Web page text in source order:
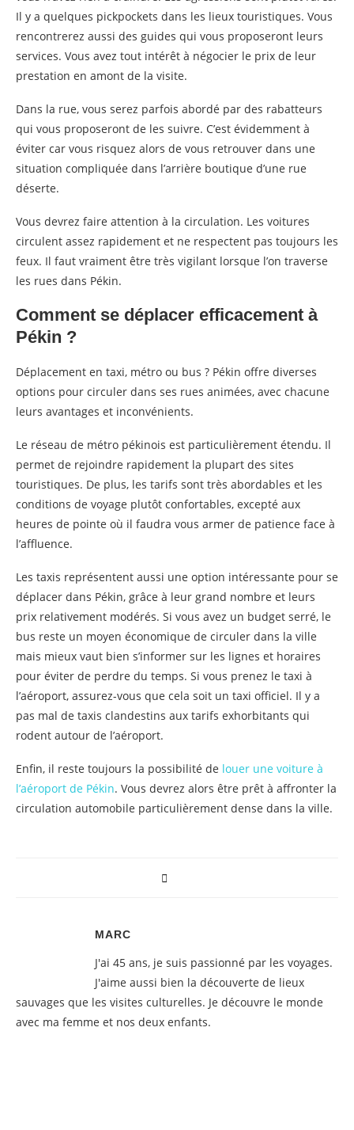
Il y a quelques pickpockets dans les lieux touristiques. Vous
rencontrerez aussi des guides qui vous proposeront leurs
services. Vous avez tout intérêt à négocier le prix de leur
prestation en amont de la visite.
Dans la rue, vous serez parfois abordé par des rabatteurs
qui vous proposeront de les suivre. C’est évidemment à
éviter car vous risquez alors de vous retrouver dans une
situation compliquée dans l’arrière boutique d’une rue
déserte.
Vous devrez faire attention à la circulation. Les voitures
circulent assez rapidement et ne respectent pas toujours les
feux. Il faut vraiment être très vigilant lorsque l’on traverse
les rues dans Pékin.
Comment se déplacer efficacement à
Pékin ?
Déplacement en taxi, métro ou bus ? Pékin offre diverses
options pour circuler dans ses rues animées, avec chacune
leurs avantages et inconvénients.
Le réseau de métro pékinois est particulièrement étendu. Il
permet de rejoindre rapidement la plupart des sites
touristiques. De plus, les tarifs sont très abordables et les
conditions de voyage plutôt confortables, excepté aux
heures de pointe où il faudra vous armer de patience face à
l’affluence.
Les taxis représentent aussi une option intéressante pour se
déplacer dans Pékin, grâce à leur grand nombre et leurs
prix relativement modérés. Si vous avez un budget serré, le
bus reste un moyen économique de circuler dans la ville
mais mieux vaut bien s’informer sur les lignes et horaires
pour éviter de perdre du temps. Si vous prenez le taxi à
l’aéroport, assurez-vous que cela soit un taxi officiel. Il y a
pas mal de taxis clandestins aux tarifs exhorbitants qui
rodent autour de l’aéroport.
Enfin, il reste toujours la possibilité de louer une voiture à
l’aéroport de Pékin. Vous devrez alors être prêt à affronter la
circulation automobile particulièrement dense dans la ville.
MARC
J'ai 45 ans, je suis passionné par les voyages.
J'aime aussi bien la découverte de lieux
sauvages que les visites culturelles. Je découvre le monde
avec ma femme et nos deux enfants.